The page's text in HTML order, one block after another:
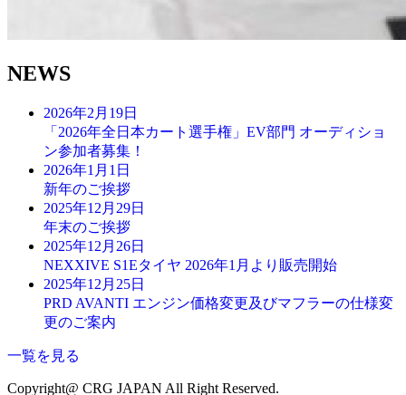
NEWS
2026年2月19日
「2026年全日本カート選手権」EV部門 オーディショ
ン参加者募集！
2026年1月1日
新年のご挨拶
2025年12月29日
年末のご挨拶
2025年12月26日
NEXXIVE S1Eタイヤ 2026年1月より販売開始
2025年12月25日
PRD AVANTI エンジン価格変更及びマフラーの仕様変
更のご案内
一覧を見る
Copyright@ CRG JAPAN All Right Reserved.